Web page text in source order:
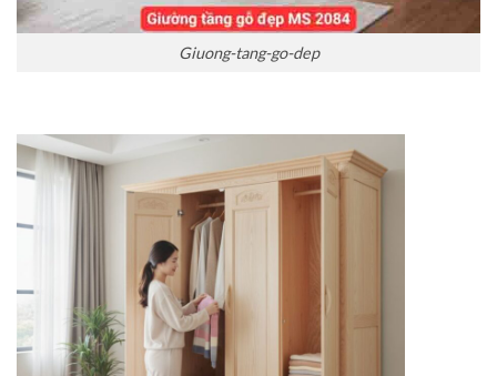
Giuong-tang-go-dep